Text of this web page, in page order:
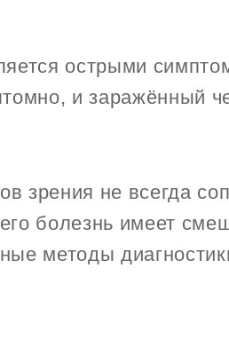
острыми
и заражённый
зрения не всегда
болезнь имеет
методы